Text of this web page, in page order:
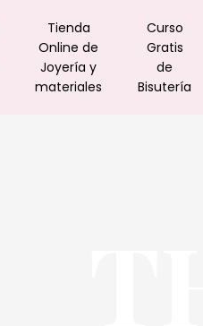
Tienda
Online de
Joyería y
materiales
Curso
Gratis
de
Bisutería